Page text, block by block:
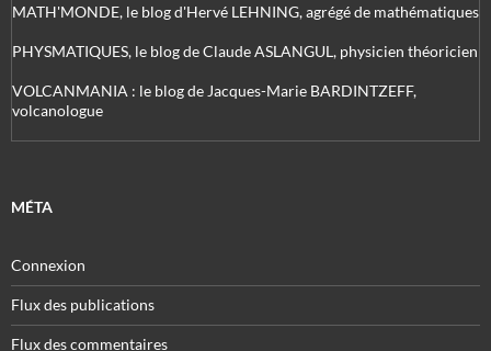
MATH'MONDE, le blog d'Hervé LEHNING, agrégé de mathématiques
PHYSMATIQUES, le blog de Claude ASLANGUL, physicien théoricien
VOLCANMANIA : le blog de Jacques-Marie BARDINTZEFF,
volcanologue
MÉTA
Connexion
Flux des publications
Flux des commentaires